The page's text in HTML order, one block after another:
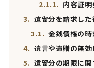
2.1.1. 内容証
3. 遺留分を請求した
3.1. 金銭債権の時
4. 遺言や遺贈の無
5. 遺留分の期限に